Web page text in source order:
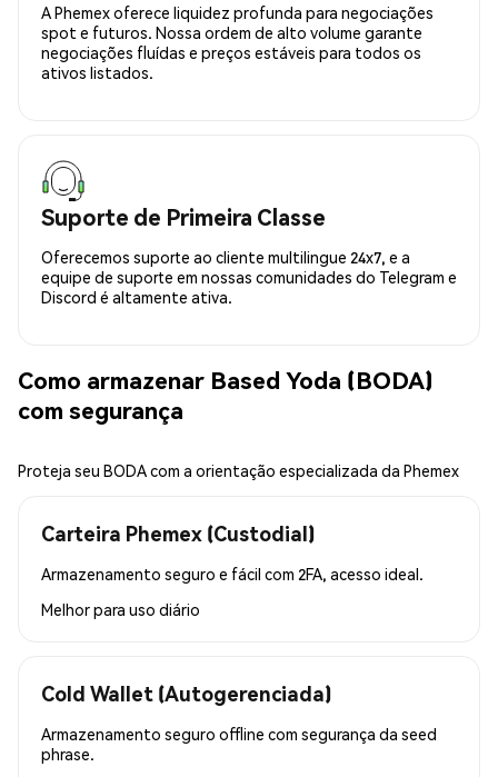
A Phemex oferece liquidez profunda para negociações
spot e futuros. Nossa ordem de alto volume garante
negociações fluídas e preços estáveis para todos os
ativos listados.
Suporte de Primeira Classe
Oferecemos suporte ao cliente multilingue 24x7, e a
equipe de suporte em nossas comunidades do Telegram e
Discord é altamente ativa.
Como armazenar Based Yoda (BODA)
com segurança
Proteja seu BODA com a orientação especializada da Phemex
Carteira Phemex (Custodial)
Armazenamento seguro e fácil com 2FA, acesso ideal.
Melhor para uso diário
Cold Wallet (Autogerenciada)
Armazenamento seguro offline com segurança da seed
phrase.